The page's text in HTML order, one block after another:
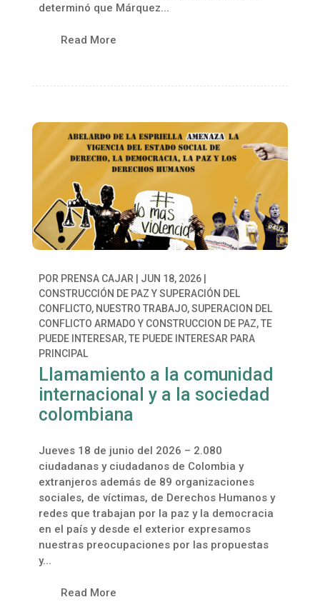
determinó que Márquez...
Read More
POR PRENSA CAJAR JUN 18, 2026|
CONSTRUCCIÓN DE PAZ Y SUPERACIÓN DEL
CONFLICTO, NUESTRO TRABAJO,SUPERACION DEL
CONFLICTO ARMADO Y CONSTRUCCION DE PAZ,TE
PUEDE INTERESAR,TE PUEDE INTERESAR PARA
PRINCIPAL
Llamamiento a la comunidad
internacional y a la sociedad
colombiana
Jueves 18 de junio del 2026 – 2.080
ciudadanas y ciudadanos de Colombia y
extranjeros además de 89 organizaciones
sociales, de víctimas, de Derechos Humanos y
redes que trabajan por la paz y la democracia
en el país y desde el exterior expresamos
nuestras preocupaciones por las propuestas
y...
Read More